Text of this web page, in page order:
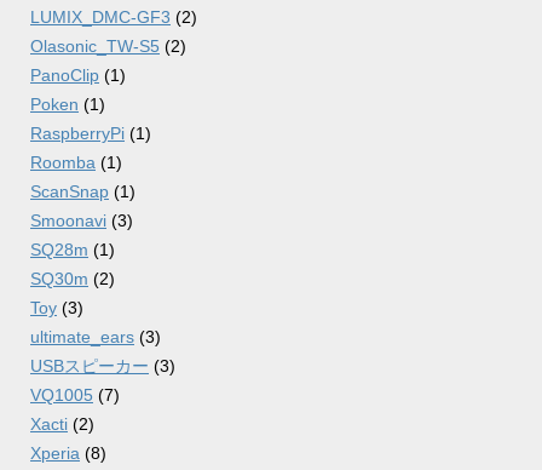
LUMIX_DMC-GF3 (2)
Olasonic_TW-S5 (2)
PanoClip (1)
Poken (1)
RaspberryPi (1)
Roomba (1)
ScanSnap (1)
Smoonavi (3)
SQ28m (1)
SQ30m (2)
Toy (3)
ultimate_ears (3)
USBスピーカー (3)
VQ1005 (7)
Xacti (2)
Xperia (8)